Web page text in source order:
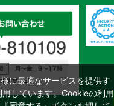
に最適なサービスを提供す
しています。Cookieの利用